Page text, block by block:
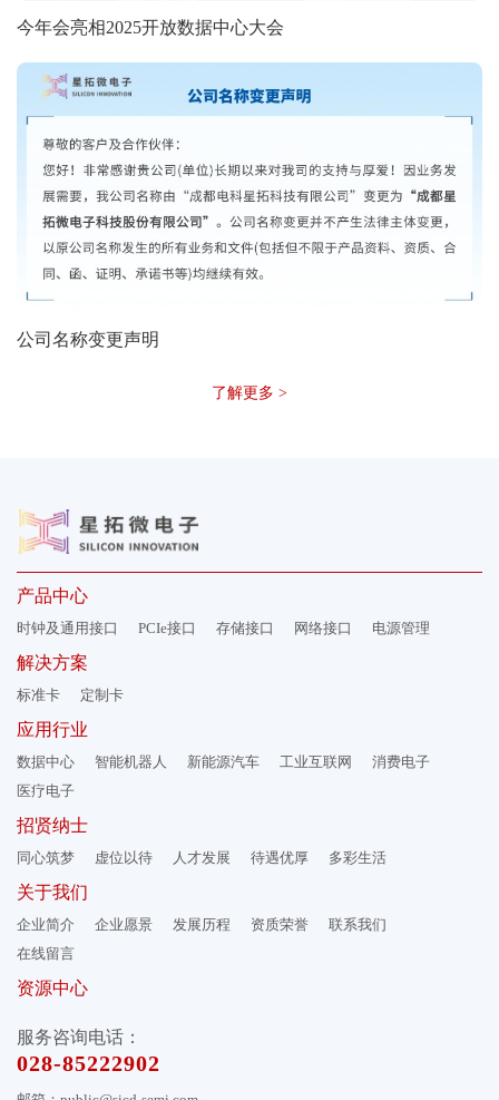
今年会亮相2025开放数据中心大会
公司名称变更声明
了解更多 >
产品中心
时钟及通用接口 PCIe接口 存储接口 网络接口 电源管理
解决方案
标准卡 定制卡
应用行业
数据中心 智能机器人 新能源汽车 工业互联网
消费电子
医疗电子
招贤纳士
同心筑梦 虚位以待 人才发展 待遇优厚 多彩生活
关于我们
企业简介 企业愿景 发展历程 资质荣誉
联系我们
在线留言
资源中心
服务咨询电话：
028-85222902